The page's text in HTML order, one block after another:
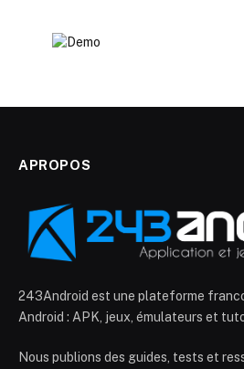
APROPOS
243Android est une plateforme
Android : APK, jeux, émulateurs et
Nous publions des guides, tests et